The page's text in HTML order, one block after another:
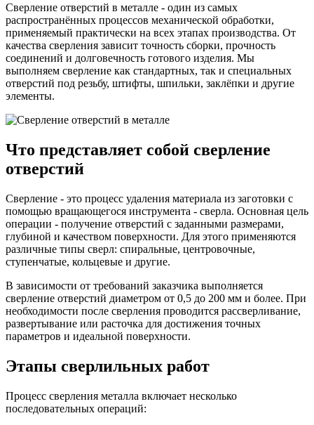
Сверление отверстий в металле - один из самых
распространённых процессов механической обработки,
применяемый практически на всех этапах производства. От
качества сверления зависит точность сборки, прочность
соединений и долговечность готового изделия. Мы
выполняем сверление как стандартных, так и специальных
отверстий под резьбу, штифты, шпильки, заклёпки и другие
элементы.
Что представляет собой сверление
отверстий
Сверление - это процесс удаления материала из заготовки с
помощью вращающегося инструмента - сверла. Основная цель
операции - получение отверстий с заданными размерами,
глубиной и качеством поверхности. Для этого применяются
различные типы сверл: спиральные, центровочные,
ступенчатые, кольцевые и другие.
В зависимости от требований заказчика выполняется
сверление отверстий диаметром от 0,5 до 200 мм и более. При
необходимости после сверления проводится рассверливание,
развертывание или расточка для достижения точных
параметров и идеальной поверхности.
Этапы сверлильных работ
Процесс сверления металла включает несколько
последовательных операций: